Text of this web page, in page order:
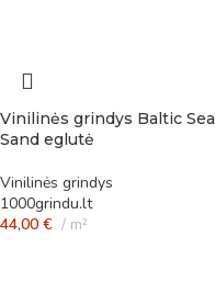
Vinilinės grindys Baltic Sea
Sand eglutė
Vinilinės grindys
1000grindu.lt
44,00 € m²